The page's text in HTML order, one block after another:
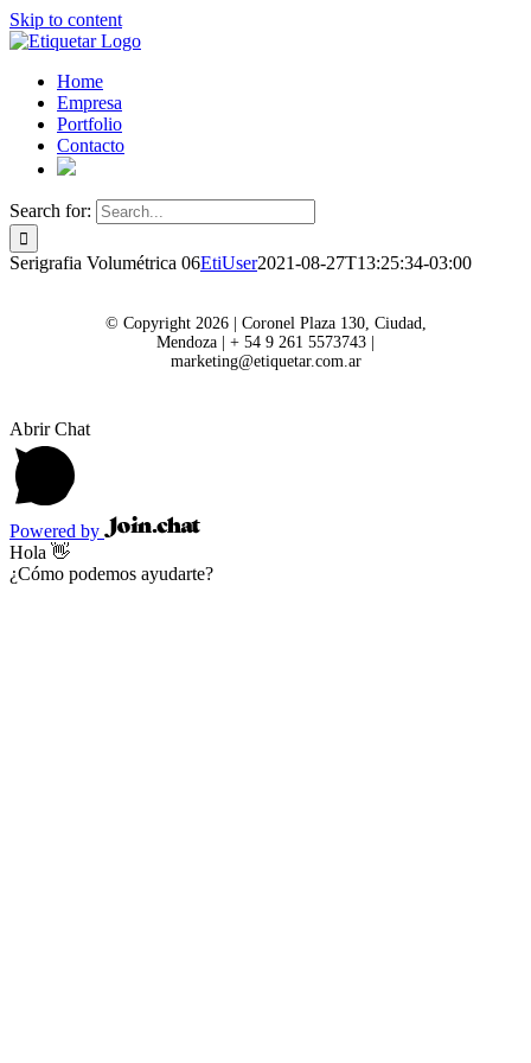
Skip to content
Home
Empresa
Portfolio
Contacto
Search for:
Serigrafia Volumétrica 06EtiUser2021-08-27T13:25:34-03:00
© Copyright 2026 | Coronel Plaza 130, Ciudad,
Mendoza | + 54 9 261 5573743 |
marketing@etiquetar.com.ar
Abrir Chat
Powered by
Hola 👋
¿Cómo podemos ayudarte?